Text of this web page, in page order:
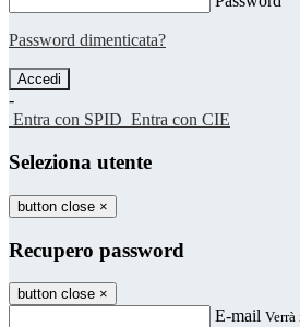
Password dimenticata?
-
Entra con SPID Entra con CIE
Seleziona utente
button close ×
Recupero password
button close ×
E-mail